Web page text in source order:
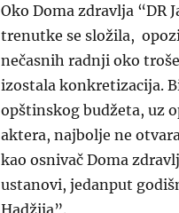
Oko Doma zdravlja “DR
trenutke se složila,
nečasnih radnji oko
izostala konkretizacija.
opštinskog budžeta, uz
aktera, najbolje ne
kao osnivač Doma
ustanovi, jedanput
Hadžija”.